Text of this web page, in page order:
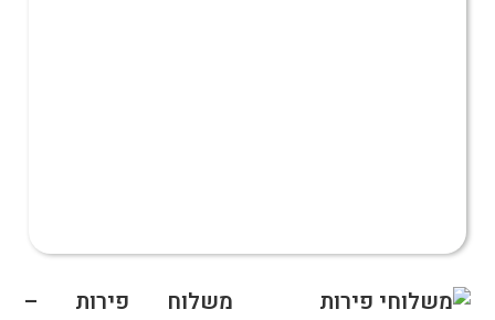
משלוח פירות –